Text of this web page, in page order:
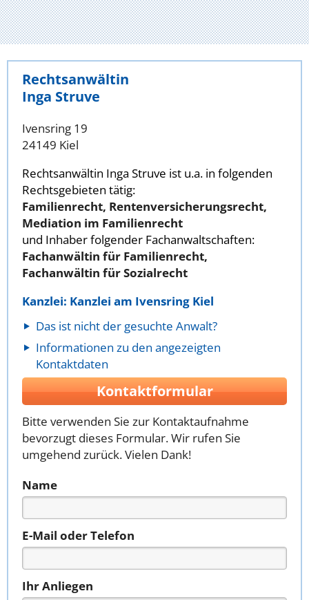
Rechtsanwältin
Inga Struve
Ivensring 19
24149 Kiel
Rechtsanwältin Inga Struve ist u.a. in folgenden
Rechtsgebieten tätig:
Familienrecht, Rentenversicherungsrecht,
Mediation im Familienrecht
und Inhaber folgender Fachanwaltschaften:
Fachanwältin für Familienrecht,
Fachanwältin für Sozialrecht
Kanzlei: Kanzlei am Ivensring Kiel
Das ist nicht der gesuchte Anwalt?
Informationen zu den angezeigten
Kontaktdaten
Kontaktformular
Bitte verwenden Sie zur Kontaktaufnahme
bevorzugt dieses Formular. Wir rufen Sie
umgehend zurück. Vielen Dank!
Name
E-Mail oder Telefon
Ihr Anliegen